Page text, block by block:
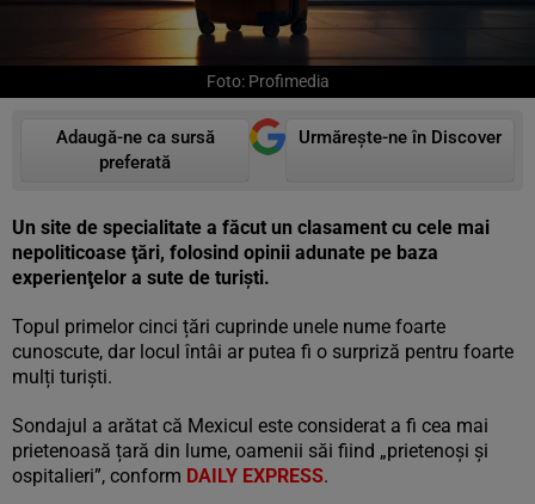
Foto: Profimedia
Adaugă-ne ca sursă
preferată
Urmărește-ne în Discover
Un site de specialitate a făcut un clasament cu cele mai
nepoliticoase ţări, folosind opinii adunate pe baza
experienţelor a sute de turişti.
Topul primelor cinci țări cuprinde unele nume foarte
cunoscute, dar locul întâi ar putea fi o surpriză pentru foarte
mulți turiști.
Sondajul a arătat că Mexicul este considerat a fi cea mai
prietenoasă țară din lume, oamenii săi fiind „prietenoși și
ospitalieri”, conform DAILY EXPRESS.